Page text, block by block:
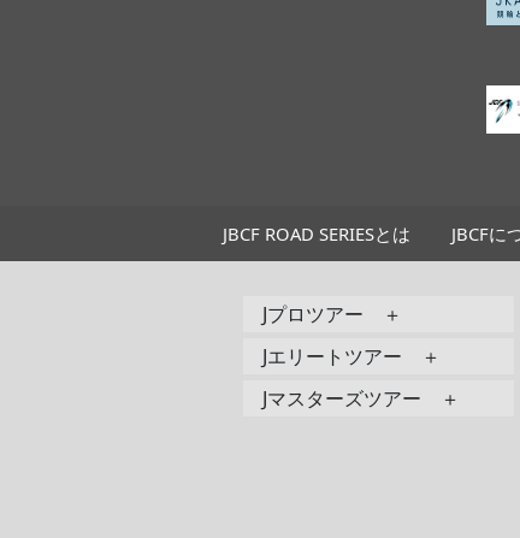
JBCF ROAD SERIESとは JBCFに
Jプロツアー ＋
Jエリートツアー ＋
Jマスターズツアー ＋